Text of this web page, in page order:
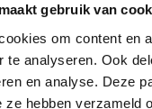
gebruik van
om content en
te analyseren. Ook
en analyse. Deze
ze hebben verzameld